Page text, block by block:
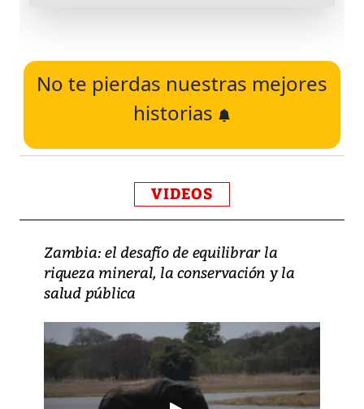
No te pierdas nuestras mejores
historias
VIDEOS
Zambia: el desafío de equilibrar la
riqueza mineral, la conservación y la
salud pública